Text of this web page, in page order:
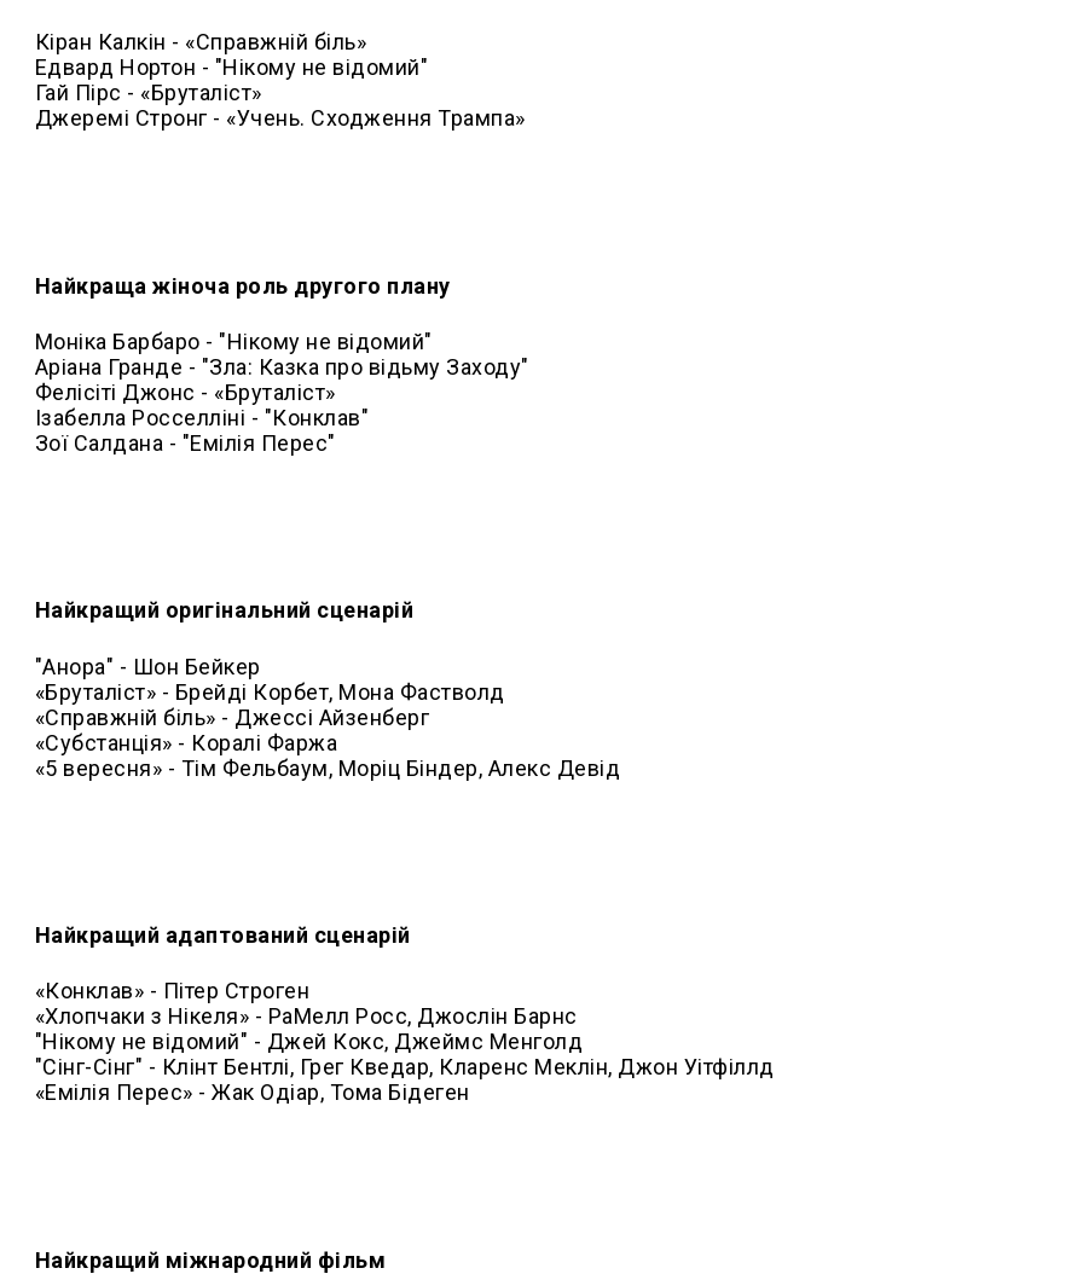
Кіран Калкін - «Справжній біль»
Едвард Нортон - "Нікому не відомий"
Гай Пірс - «Бруталіст»
Джеремі Стронг - «Учень. Сходження Трампа»
Найкраща жіноча роль другого плану
Моніка Барбаро - "Нікому не відомий"
Аріана Гранде - "Зла: Казка про відьму Заходу"
Фелісіті Джонс - «Бруталіст»
Ізабелла Росселліні - "Конклав"
Зої Салдана - "Емілія Перес"
Найкращий оригінальний сценарій
"Анора" - Шон Бейкер
«Бруталіст» - Брейді Корбет, Мона Фастволд
«Справжній біль» - Джессі Айзенберг
«Субстанція» - Коралі Фаржа
«5 вересня» - Тім Фельбаум, Моріц Біндер, Алекс Девід
Найкращий адаптований сценарій
«Конклав» - Пітер Строген
«Хлопчаки з Нікеля» - РаМелл Росс, Джослін Барнс
"Нікому не відомий" - Джей Кокс, Джеймс Менголд
"Сінг-Сінг" - Клінт Бентлі, Грег Кведар, Кларенс Меклін, Джон Уітфіллд
«Емілія Перес» - Жак Одіар, Тома Бідеген
Найкращий міжнародний фільм